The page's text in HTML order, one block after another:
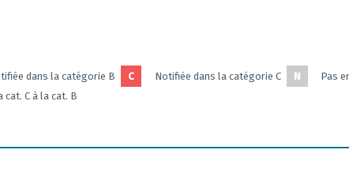
dans la catégorie B C Notifiée dans la catégorie C N
Pas
cat. C à la cat. B